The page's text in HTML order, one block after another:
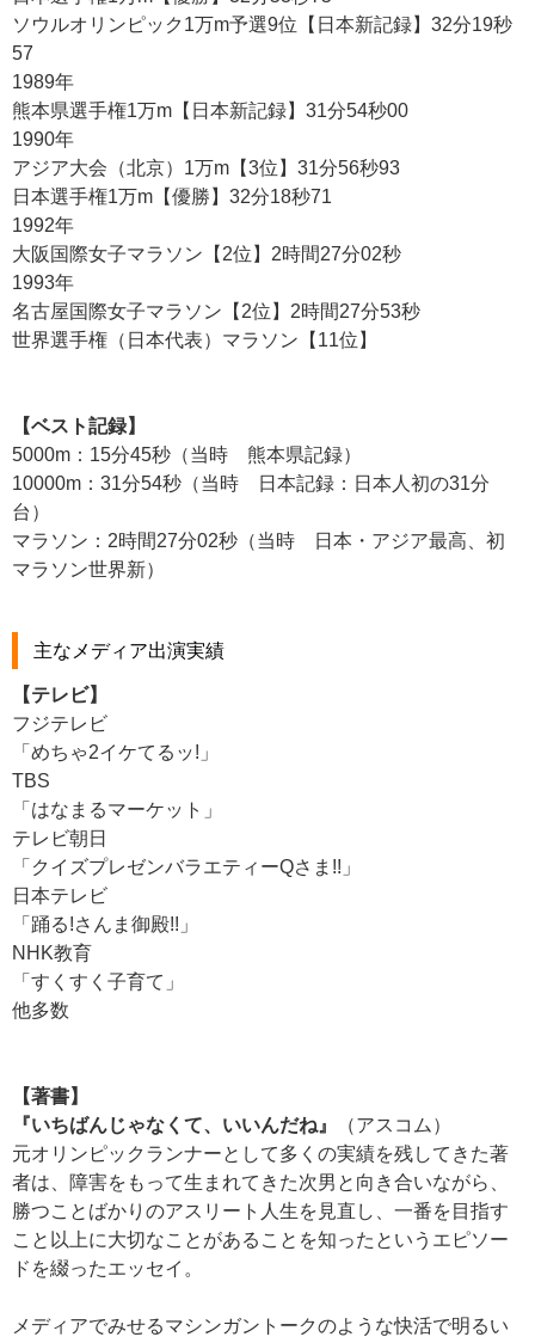
ソウルオリンピック1万m予選9位【日本新記録】32分19秒
57
1989年
熊本県選手権1万m【日本新記録】31分54秒00
1990年
アジア大会（北京）1万m【3位】31分56秒93
日本選手権1万m【優勝】32分18秒71
1992年
大阪国際女子マラソン【2位】2時間27分02秒
1993年
名古屋国際女子マラソン【2位】2時間27分53秒
世界選手権（日本代表）マラソン【11位】
【ベスト記録】
5000m：15分45秒（当時 熊本県記録）
10000m：31分54秒（当時 日本記録：日本人初の31分
台）
マラソン：2時間27分02秒（当時 日本・アジア最高、初
マラソン世界新）
主なメディア出演実績
【テレビ】
フジテレビ
「めちゃ2イケてるッ!」
TBS
「はなまるマーケット」
テレビ朝日
「クイズプレゼンバラエティーQさま!!」
日本テレビ
「踊る!さんま御殿!!」
NHK教育
「すくすく子育て」
他多数
【著書】
『いちばんじゃなくて、いいんだね』
（アスコム）
元オリンピックランナーとして多くの実績を残してきた著
者は、障害をもって生まれてきた次男と向き合いながら、
勝つことばかりのアスリート人生を見直し、一番を目指す
こと以上に大切なことがあることを知ったというエピソー
ドを綴ったエッセイ。
メディアでみせるマシンガントークのような快活で明るい